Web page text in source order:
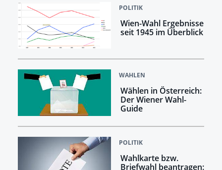
POLITIK
Wien-Wahl Ergebnisse
seit 1945 im Überblick
WAHLEN
Wählen in Österreich:
Der Wiener Wahl-
Guide
POLITIK
Wahlkarte bzw.
Briefwahl beantragen: